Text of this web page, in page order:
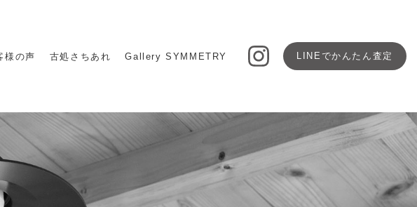
様の声 古処さちあれ Gallery SYMMETRY LINEでかんたん査定